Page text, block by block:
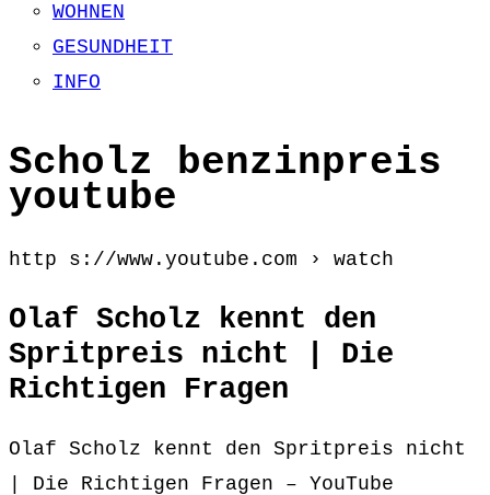
WOHNEN
GESUNDHEIT
INFO
Scholz benzinpreis
youtube
http s://www.youtube.com › watch
Olaf Scholz kennt den
Spritpreis nicht | Die
Richtigen Fragen
Olaf Scholz kennt den Spritpreis nicht
| Die Richtigen Fragen – YouTube